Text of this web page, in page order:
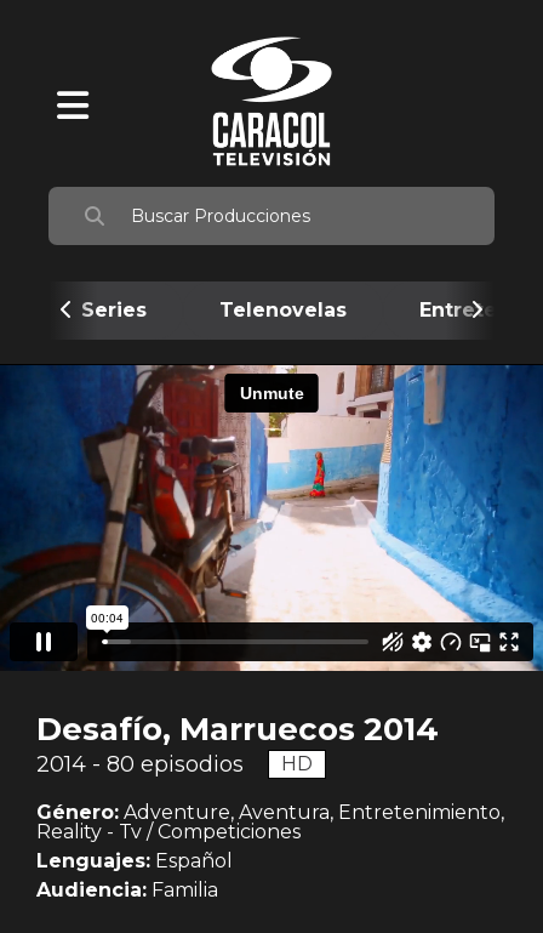
Series Telenovelas
Desafío, Marruecos 2014
2014 - 80 episodios HD
Género: Adventure, Aventura, Entretenimiento,
Reality - Tv / Competiciones
Lenguajes: Español
Audiencia: Familia